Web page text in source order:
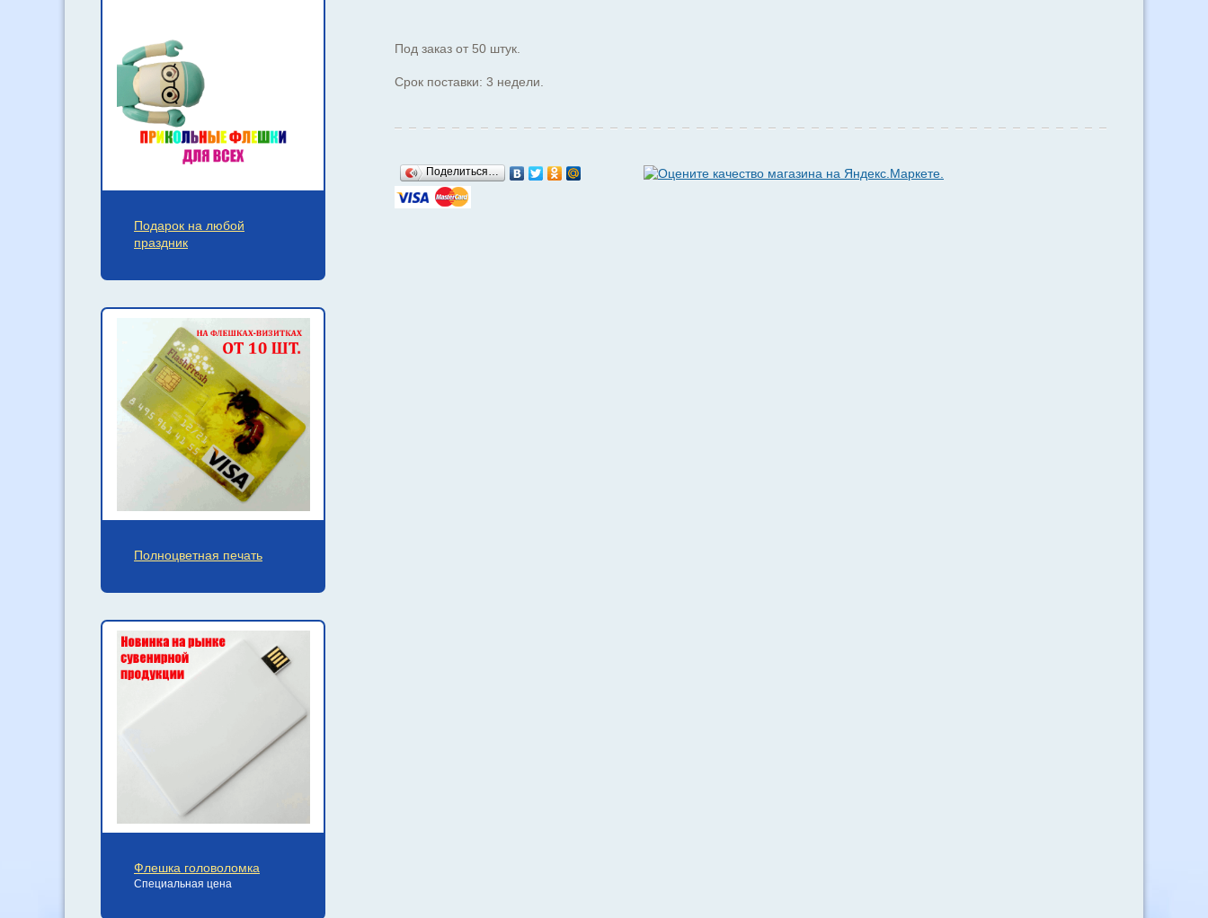
Под заказ от 50 штук.
Срок поставки: 3 недели.
Поделиться…
Подарок на любой
праздник
Полноцветная печать
Флешка головоломка
Специальная цена